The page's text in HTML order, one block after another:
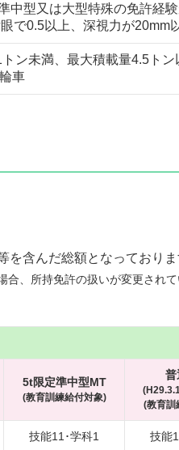
中型又は大型特殊の免許経
で0.5以上、深視力が20mm
ン未満、最大積載量4.5ト
車
を含んだ総額となっており
、所持免許の扱いが変更され
5t限定準中型MT
(教育訓練給付対象)
普
(教育訓
技能11･学科1 技能